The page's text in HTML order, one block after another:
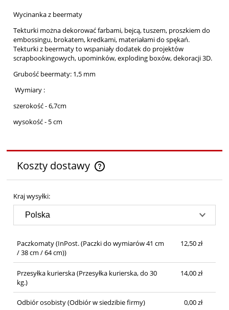
Wycinanka z beermaty
Tekturki można dekorować farbami, bejcą, tuszem, proszkiem do
embossingu, brokatem, kredkami, materiałami do spękań.
Tekturki z beermaty to wspaniały dodatek do projektów
scrapbookingowych, upominków, exploding boxów, dekoracji 3D.
Grubość beermaty: 1,5 mm
Wymiary :
szerokość - 6,7cm
wysokość - 5 cm
Koszty dostawy
Cena nie zawiera ewentualnych kosztów płatności
Kraj wysyłki:
Paczkomaty(InPost. (Paczki do wymiarów 41 cm
/ 38 cm / 64 cm))
12,50 zł
Przesyłka kurierska(Przesyłka kurierska, do 30
kg.)
14,00 zł
Odbiór osobisty(Odbiór w siedzibie firmy) 0,00 zł